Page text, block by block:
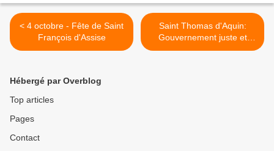
< 4 octobre - Fête de Saint
François d'Assise
Saint Thomas d'Aquin:
Gouvernement juste et
gouvernement injuste (DU
Hébergé par Overblog
Top articles
Pages
Contact